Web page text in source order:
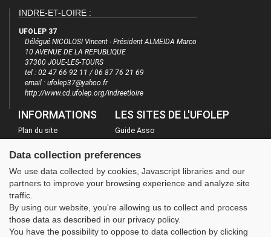
INDRE-ET-LOIRE :
UFOLEP 37
Délégué NICOLOSI Vincent - Président ALMEIDA Marco
10 AVENUE DE LA REPUBLIQUE
37300 JOUE-LES-TOURS
tel : 02 47 66 92 11 / 06 87 76 21 69
email : ufolep37@yahoo.fr
http://www.cd.ufolep.org/indreetloire
INFORMATIONS
Plan du site
Mentions légales
Administration
LES SITES DE L'UFOLEP
Guide Asso
Inscriptions évènements
Data collection preferences
We use data collected by cookies, Javascript libraries and our
partners to improve your browsing experience and analyze site
traffic.
By using our website, you're allowing us to collect and process
those data as described in our privacy policy.
You have the possibility to oppose to data collection by clicking